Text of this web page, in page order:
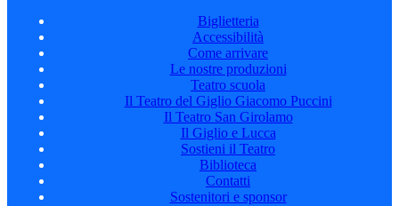
Biglietteria
Accessibilità
Come arrivare
Le nostre produzioni
Teatro scuola
Il Teatro del Giglio Giacomo Puccini
Il Teatro San Girolamo
Il Giglio e Lucca
Sostieni il Teatro
Biblioteca
Contatti
Sostenitori e sponsor